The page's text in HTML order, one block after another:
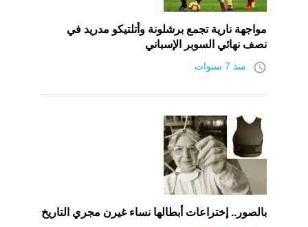
مواجهة نارية تجمع برشلونة وأتلتيكو مدريد في
نصف نهائي السوبر الإسباني
access_time منذ 7 سنوات
بالصور.. إختراعات أبطالها نساء غيرن مجري التاريخ